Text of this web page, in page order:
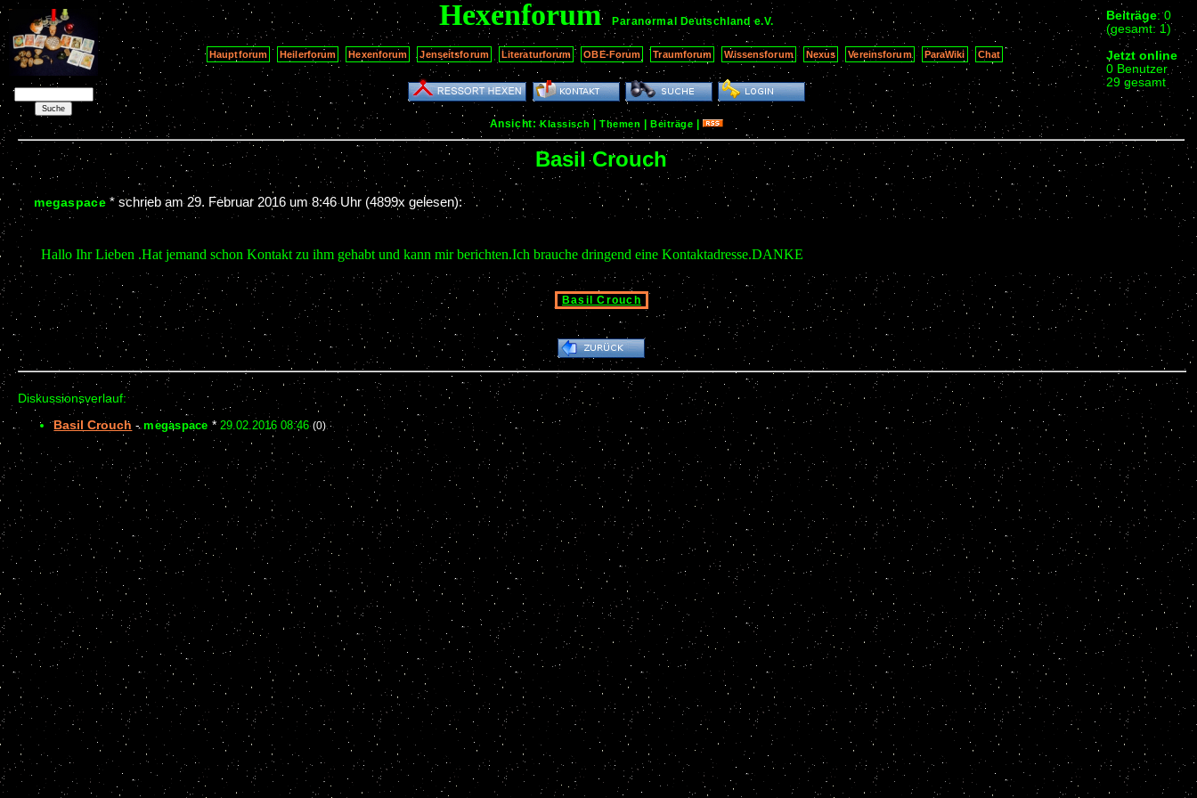
Beiträge: 0
(gesamt: 1)
Jetzt online
0 Benutzer
29 gesamt
Hexenforum Paranormal Deutschland e.V.
Hauptforum Heilerforum Hexenforum Jenseitsforum Literaturforum OBE-Forum Traumforum Wissensforum Nexus Vereinsforum ParaWiki Chat
Ansicht:Klassisch Themen |Beiträge |
Basil Crouch
megaspace*schrieb am29. Februar 2016 um 8:46 Uhr(4899x gelesen):
Hallo Ihr Lieben .Hat jemand schon Kontakt zu ihm gehabt und kann mir berichten.Ich brauche dringend eine Kontaktadresse.DANKE
Basil Crouch
Diskussionsverlauf:
Basil Crouch -megaspace * 29.02.2016 08:46 (0)